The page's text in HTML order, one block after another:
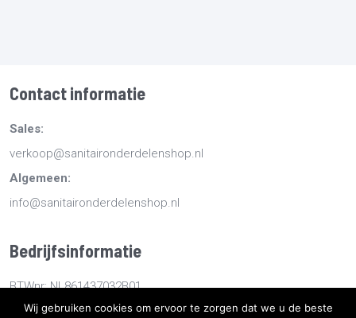
Contact informatie
Sales:
verkoop@sanitaironderdelenshop.nl
Algemeen:
info@sanitaironderdelenshop.nl
Bedrijfsinformatie
BTWnr: NL861437032B01
KvKnr: 78527112
Wij gebruiken cookies om ervoor te zorgen dat we u de beste